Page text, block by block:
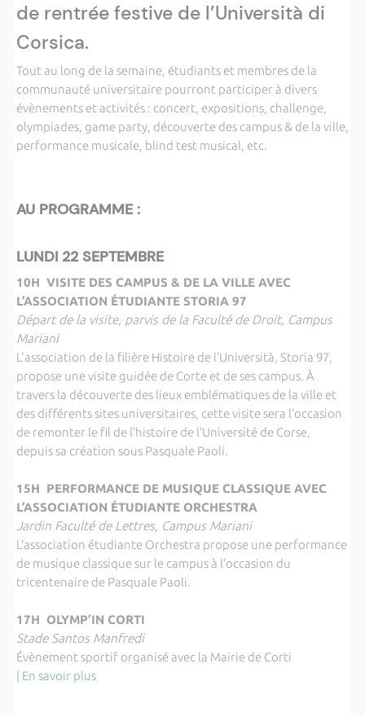
de rentrée festive de l’Università di
Corsica.
Tout au long de la semaine, étudiants et membres de la
communauté universitaire pourront participer à divers
évènements et activités : concert, expositions, challenge,
olympiades, game party, découverte des campus & de la ville,
performance musicale, blind test musical, etc.
AU PROGRAMME :
LUNDI 22 SEPTEMBRE
10H VISITE DES CAMPUS & DE LA VILLE AVEC
L’ASSOCIATION ÉTUDIANTE STORIA 97
Départ de la visite, parvis de la Faculté de Droit, Campus
Mariani
L'association de la filière Histoire de l’Università, Storia 97,
propose une visite guidée de Corte et de ses campus. À
travers la découverte des lieux emblématiques de la ville et
des différents sites universitaires, cette visite sera l’occasion
de remonter le fil de l’histoire de l’Université de Corse,
depuis sa création sous Pasquale Paoli.
15H PERFORMANCE DE MUSIQUE CLASSIQUE AVEC
L’ASSOCIATION ÉTUDIANTE ORCHESTRA
Jardin Faculté de Lettres, Campus Mariani
L’association étudiante Orchestra propose une performance
de musique classique sur le campus à l’occasion du
tricentenaire de Pasquale Paoli.
17H OLYMP’IN CORTI
Stade Santos Manfredi
Évènement sportif organisé avec la Mairie de Corti
En savoir plus